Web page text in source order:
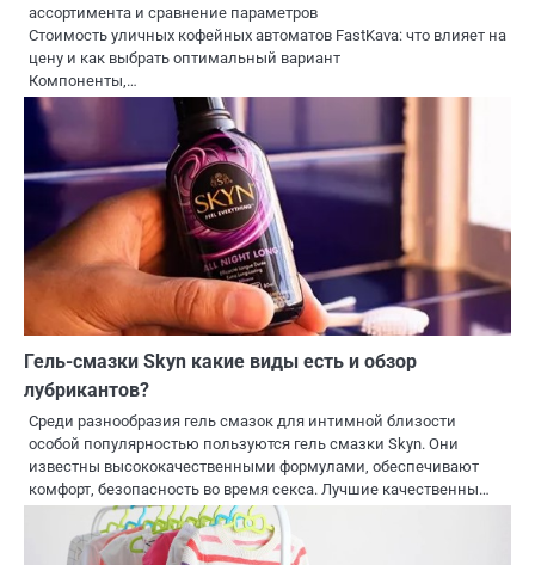
ассортимента и сравнение параметров
Стоимость уличных кофейных автоматов FastKava: что влияет на
цену и как выбрать оптимальный вариант
Компоненты,…
Гель-смазки Skyn какие виды есть и обзор
лубрикантов?
Среди разнообразия гель смазок для интимной близости
особой популярностью пользуются гель смазки Skyn. Они
известны высококачественными формулами, обеспечивают
комфорт, безопасность во время секса. Лучшие качественны…